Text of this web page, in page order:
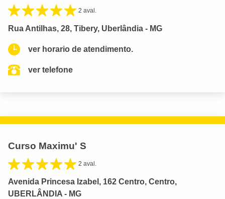
2 aval.
Rua Antilhas, 28, Tibery, Uberlândia - MG
ver horario de atendimento.
ver telefone
Curso Maximu' S
2 aval.
Avenida Princesa Izabel, 162 Centro, Centro,
UBERLÂNDIA - MG